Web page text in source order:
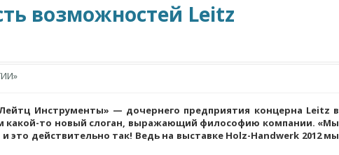
возможностей Leitz
Инструменты» — дочернего предприятия концерна Leitz в
какой-то новый слоган, выражающий философию компании. «Мы
действительно так! Ведь на выставке Holz-Handwerk 2012 мы